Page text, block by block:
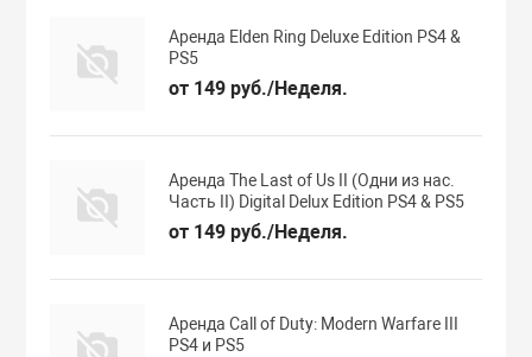
Аренда Elden Ring Deluxe Edition PS4 &
PS5
от 149 руб./Неделя.
Аренда The Last of Us II (Одни из нас.
Часть II) Digital Delux Edition PS4 & PS5
от 149 руб./Неделя.
Аренда Call of Duty: Modern Warfare III
PS4 и PS5